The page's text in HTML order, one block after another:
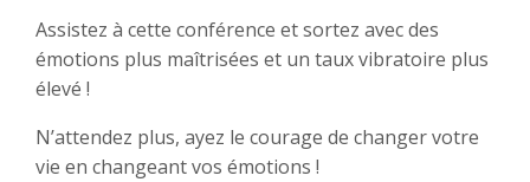
Assistez à cette conférence et sortez avec des
émotions plus maîtrisées et un taux vibratoire plus
élevé !
N’attendez plus, ayez le courage de changer votre
vie en changeant vos émotions !